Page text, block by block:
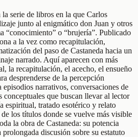
serie de libros en la que Carlos
junto al enigmático don Juan y otros
“conocimiento” o “brujería”. Publicado
a la vez como recapitulación,
del paso de Castaneda hacia un
narrado. Aquí aparecen con más
la recapitulación, el acecho, el ensueño
desprenderse de la percepción
narrativos, conversaciones de
conceptuales que buscan llevar al lector
espiritual, tratado esotérico y relato
los títulos donde se vuelve más visible
la obra de Castaneda: su potencia
discusión sobre su estatuto